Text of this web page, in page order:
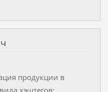
продукции в
хэштегов: